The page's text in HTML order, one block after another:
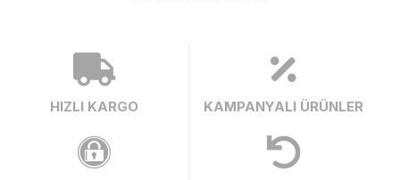
HIZLI KARGO KAMPANYALI ÜRÜNLER